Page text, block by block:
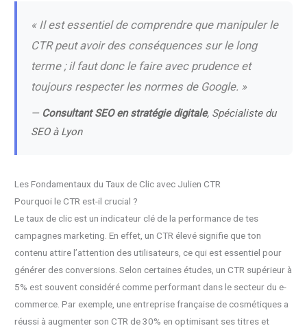
« Il est essentiel de comprendre que manipuler le
CTR peut avoir des conséquences sur le long
terme ; il faut donc le faire avec prudence et
toujours respecter les normes de Google. »
— Consultant SEO en stratégie digitale, Spécialiste du
SEO à Lyon
Les Fondamentaux du Taux de Clic avec Julien CTR
Pourquoi le CTR est-il crucial ?
Le taux de clic est un indicateur clé de la performance de tes
campagnes marketing. En effet, un CTR élevé signifie que ton
contenu attire l’attention des utilisateurs, ce qui est essentiel pour
générer des conversions. Selon certaines études, un CTR supérieur à
5% est souvent considéré comme performant dans le secteur du e-
commerce. Par exemple, une entreprise française de cosmétiques a
réussi à augmenter son CTR de 30% en optimisant ses titres et